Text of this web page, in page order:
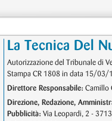
La Tecnica Del
Autorizzazione del Tribunale di
Stampa CR 1808 in data 15/03/
Direttore Responsabile: Camillo
Direzione, Redazione,
Pubblicità: Via Leopardi, 2 -